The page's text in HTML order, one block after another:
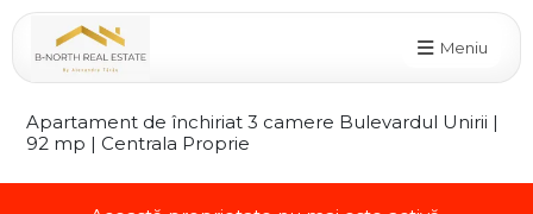
Meniu
Apartament de închiriat 3 camere Bulevardul Unirii |
92 mp | Centrala Proprie